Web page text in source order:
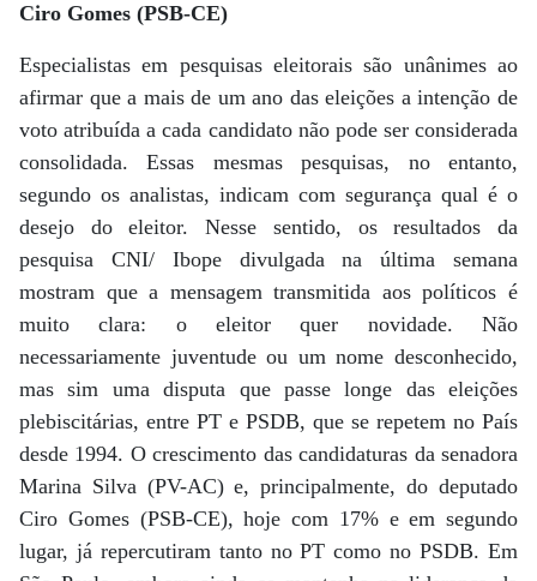
Ciro Gomes (PSB-CE)
Especialistas em pesquisas eleitorais são unânimes ao
afirmar que a mais de um ano das eleições a intenção de
voto atribuída a cada candidato não pode ser considerada
consolidada. Essas mesmas pesquisas, no entanto,
segundo os analistas, indicam com segurança qual é o
desejo do eleitor. Nesse sentido, os resultados da
pesquisa CNI/ Ibope divulgada na última semana
mostram que a mensagem transmitida aos políticos é
muito clara: o eleitor quer novidade. Não
necessariamente juventude ou um nome desconhecido,
mas sim uma disputa que passe longe das eleições
plebiscitárias, entre PT e PSDB, que se repetem no País
desde 1994. O crescimento das candidaturas da senadora
Marina Silva (PV-AC) e, principalmente, do deputado
Ciro Gomes (PSB-CE), hoje com 17% e em segundo
lugar, já repercutiram tanto no PT como no PSDB. Em